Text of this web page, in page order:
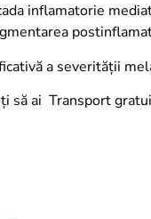
inflamatorie
a severității
să ai Transport